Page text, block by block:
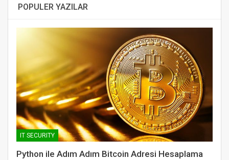
POPULER YAZILAR
IT SECURITY
Python ile Adım Adım Bitcoin Adresi Hesaplama